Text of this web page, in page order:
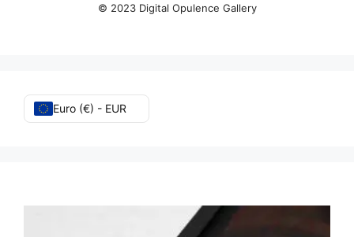
© 2023 Digital Opulence Gallery
Euro (€) - EUR